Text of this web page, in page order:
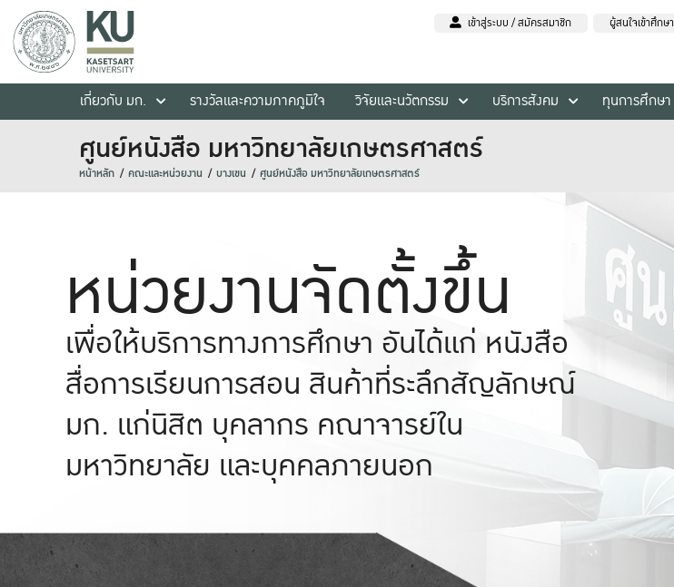
เข้าสู่ระบบ / สมัครสมาชิก ผู้สนใจเข้าศึกษา
เกี่ยวกับ มก.
รางวัลและความภาคภูมิใจ วิจัยและนวัตกรรม บริการสังคม ทุนการศึกษา
ศูนย์หนังสือ มหาวิทยาลัยเกษตรศาสตร์
หน้าหลัก คณะและหน่วยงาน บางเขน ศูนย์หนังสือ มหาวิทยาลัยเกษตรศาสตร์
หน่วยงานจัดตั้งขึ้น
เพื่อให้บริการทางการศึกษา อันได้แก่ หนังสือ
สื่อการเรียนการสอน สินค้าที่ระลึกสัญลักษณ์
มก. แก่นิสิต บุคลากร คณาจารย์ใน
มหาวิทยาลัย และบุคคลภายนอก